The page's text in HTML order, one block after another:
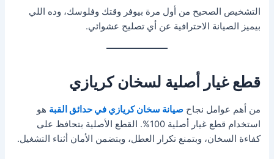
التشخيص الصحيح من أول مرة بيوفر وقتك وفلوسك، وده اللي
بيميز الصيانة الاحترافية عن أي تصليح عشوائي.
قطع غيار أصلية لسخان كريازي
من أهم عوامل نجاحصيانة سخان كريازي في حدائق القبة هو
استخدام قطع غيار أصلية 100%. القطع الأصلية بتحافظ على
كفاءة السخان، وبتمنع تكرار العطل، وبتضمن الأمان أثناء التشغيل.